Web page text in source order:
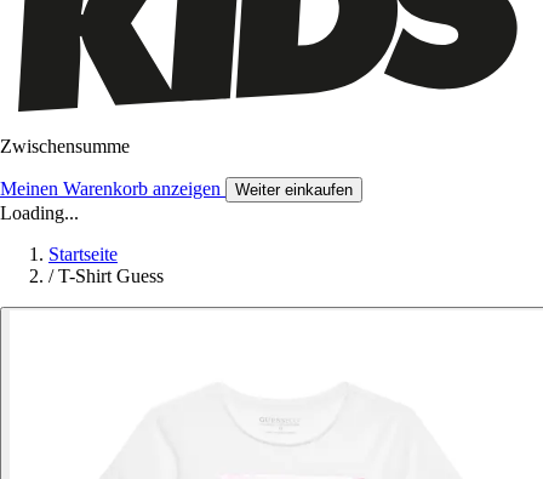
Zwischensumme
Meinen Warenkorb anzeigen Weiter einkaufen
Loading...
Startseite
/ T-Shirt Guess